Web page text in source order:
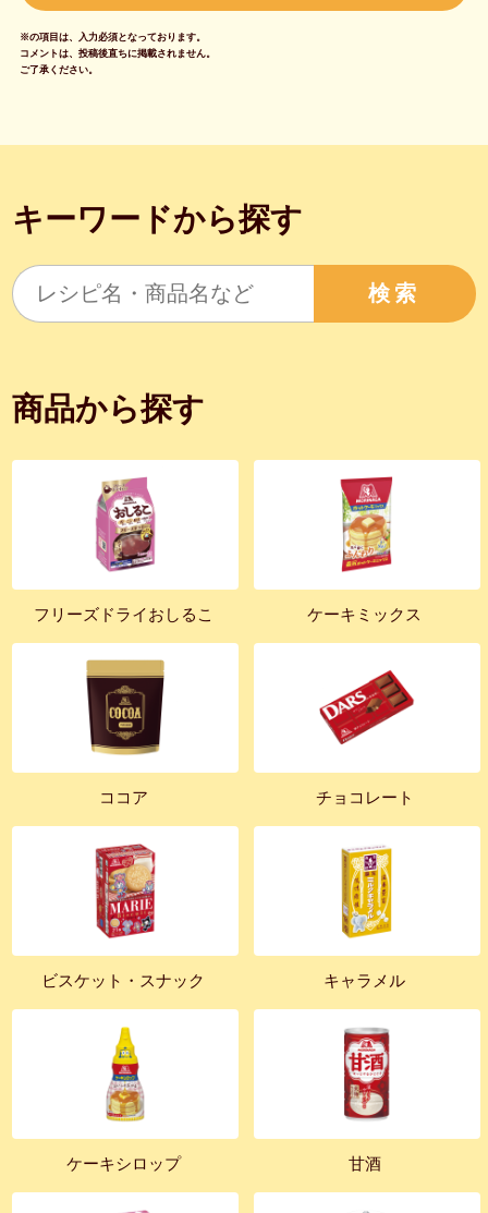
※の項目は、入力必須となっております。
コメントは、投稿後直ちに掲載されません。
ご了承ください。
キーワードから探す
検索
商品から探す
フリーズドライおしるこ ケーキミックス
ココア チョコレート
ビスケット・スナック キャラメル
ケーキシロップ 甘酒